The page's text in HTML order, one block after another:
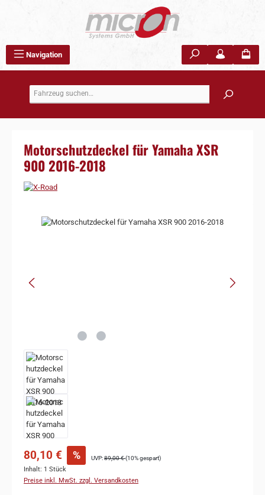
Navigation
Motorschutzdeckel für Yamaha XSR
900 2016-2018
Bildergalerie überspringen
80,10 € % UVP:89,00 €(10% gespart)
Inhalt: 1 Stück
Preise inkl. MwSt. zzgl. Versandkosten